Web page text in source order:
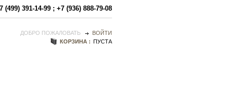
(499) 391-14-99 ; +7 (936) 888-79-08
ДОБРО ПОЖАЛОВАТЬ
ВОЙТИ
КОРЗИНА :
ПУСТА